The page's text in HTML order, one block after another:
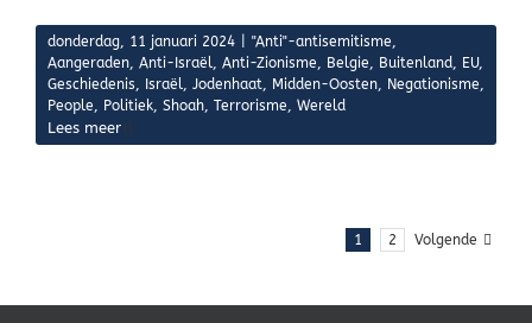
donderdag, 11 januari 2024 "Anti"-antisemitisme,
Aangeraden, Anti-Israël, Anti-Zionisme, Belgie, Buitenland, EU,
Geschiedenis, Israël, Jodenhaat, Midden-Oosten, Negationisme,
People, Politiek, Shoah, Terrorisme, Wereld
Lees meer
1 2 Volgende